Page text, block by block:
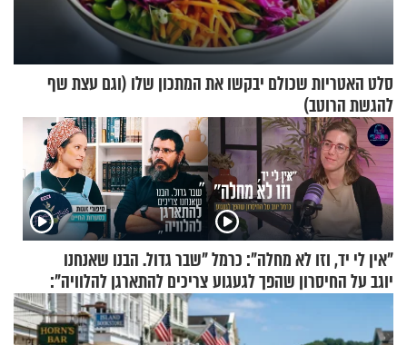
סלט האטריות שכולם יבקשו את המתכון שלו (וגם עצת שף
להגשת הרוטב)
"אין לי יד, וזו לא מחלה": כרמל
יוגב על החיסרון שהפך לגעגוע
"שבר גדול. הבנו שאנחנו
צריכים להתארגן להלוויה":
זוגיות במבחן, הפעם עם מרים
וגד דנינו